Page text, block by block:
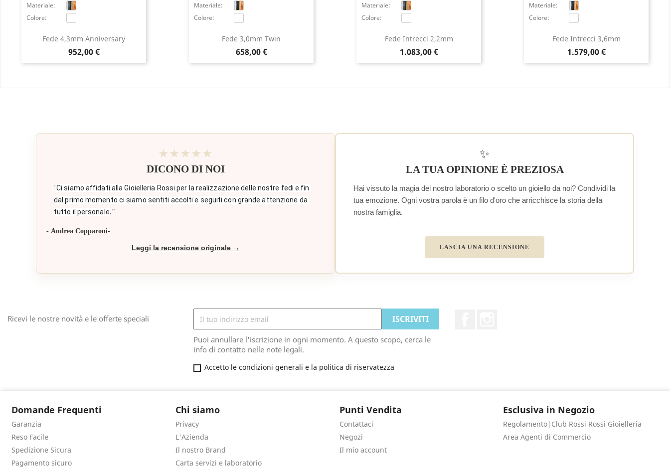
Fede 4,3mm Anniversary
Prezzo
952,00 €
Materiale:
Colore:
Fede 3,0mm Twin
Prezzo
658,00 €
Materiale:
Colore:
Fede Intrecci 2,2mm
Prezzo
1.083,00 €
Materiale:
Colore:
Fede Intrecci 3,6mm
Prezzo
1.579,00 €
Materiale:
Colore:
★★★★★
DICONO DI NOI
"Ci siamo affidati alla Gioielleria Rossi per la realizzazione delle nostre fedi e fin
dal primo momento ci siamo sentiti accolti e seguiti con grande attenzione da
tutto il personale."
- Andrea Copparoni-
Leggi la recensione originale →
✨
LA TUA OPINIONE È PREZIOSA
Hai vissuto la magia del nostro laboratorio o scelto un gioiello da noi? Condividi la
tua emozione. Ogni vostra parola è un filo d'oro che arricchisce la storia della
nostra famiglia.
LASCIA UNA RECENSIONE
Ricevi le nostre novità e le offerte speciali
Puoi annullare l'iscrizione in ogni momento. A questo scopo, cerca le
info di contatto nelle note legali.
Accetto le condizioni generali e la politica di riservatezza
Domande Frequenti
Garanzia
Reso Facile
Spedizione Sicura
Pagamento sicuro
Chi siamo
Privacy
L'Azienda
Il nostro Brand
Carta servizi e laboratorio
Punti Vendita
Contattaci
Negozi
Il mio account
Esclusiva in Negozio
Regolamento|Club Rossi Rossi Gioielleria
Area Agenti di Commercio